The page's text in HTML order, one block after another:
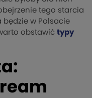
tego starcia
będzie w Polsacie
obstawić typy